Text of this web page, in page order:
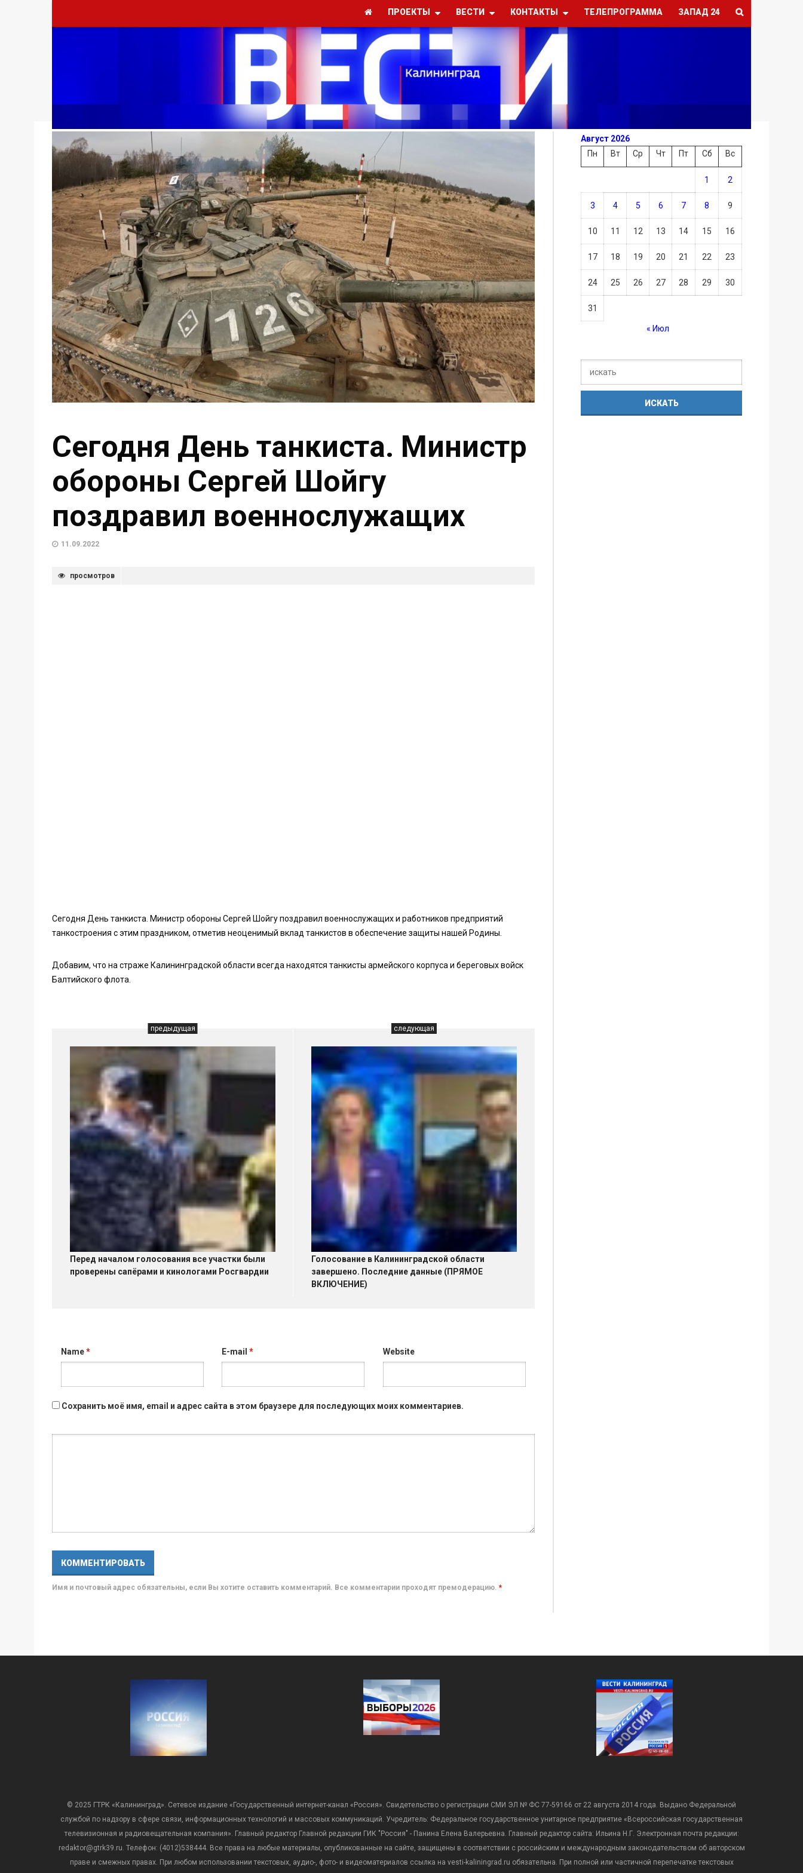
ПРОЕКТЫ ВЕСТИ КОНТАКТЫ ТЕЛЕПРОГРАММА ЗАПАД 24
Сегодня День танкиста. Министр
обороны Сергей Шойгу
поздравил военнослужащих
11.09.2022
просмотров
Сегодня День танкиста. Министр обороны Сергей Шойгу поздравил военнослужащих и работников предприятий
танкостроения с этим праздником, отметив неоценимый вклад танкистов в обеспечение защиты нашей Родины.
Добавим, что на страже Калининградской области всегда находятся танкисты армейского корпуса и береговых войск
Балтийского флота.
предыдущая
Перед началом голосования все участки были
проверены сапёрами и кинологами Росгвардии
следующая
Голосование в Калининградской области
завершено. Последние данные (ПРЯМОЕ
ВКЛЮЧЕНИЕ)
Name* E-mail* Website
Сохранить моё имя, email и адрес сайта в этом браузере для последующих моих комментариев.
Имя и почтовый адрес обязательны, если Вы хотите оставить комментарий. Все комментарии проходят премодерацию. *
Август 2026
Пн
Вт Ср Чт Пт Сб Вс
1 2
3 4 5 6 7 8 9
10 11 12 13 14 15 16
17 18 19 20 21 22 23
24 25 26 27 28 29 30
31
« Июл
© 2025 ГТРК «Калининград». Сетевое издание «Государственный интернет-канал «Россия». Свидетельство о регистрации СМИ ЭЛ № ФС 77-59166 от 22 августа 2014 года. Выдано Федеральной
службой по надзору в сфере связи, информационных технологий и массовых коммуникаций. Учредитель: Федеральное государственное унитарное предприятие «Всероссийская государственная
телевизионная и радиовещательная компания». Главный редактор Главной редакции ГИК "Россия" - Панина Елена Валерьевна. Главный редактор сайта: Ильина Н.Г. Электронная почта редакции:
redaktor@gtrk39.ru. Телефон: (4012)538444. Все права на любые материалы, опубликованные на сайте, защищены в соответствии с российским и международным законодательством об авторском
праве и смежных правах. При любом использовании текстовых, аудио-, фото- и видеоматериалов ссылка на vesti-kaliningrad.ru обязательна. При полной или частичной перепечатке текстовых